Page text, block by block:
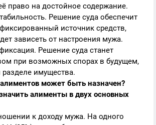
право на достойное содержание.
Решение суда обеспечит
источник средств,
зависеть от настроения мужа.
Решение суда станет
при возможных спорах в будущем,
имущества.
может быть назначен?
алименты в двух основных
к доходу мужа. На одного